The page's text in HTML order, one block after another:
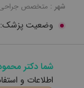
شهر : متخصص
وضعیت پزشک:
شما دکتر
اطلاعات و